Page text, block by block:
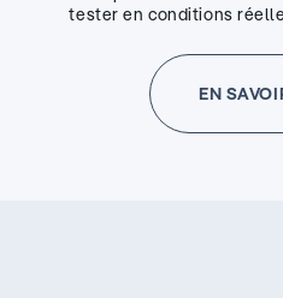
tester en conditions
EN